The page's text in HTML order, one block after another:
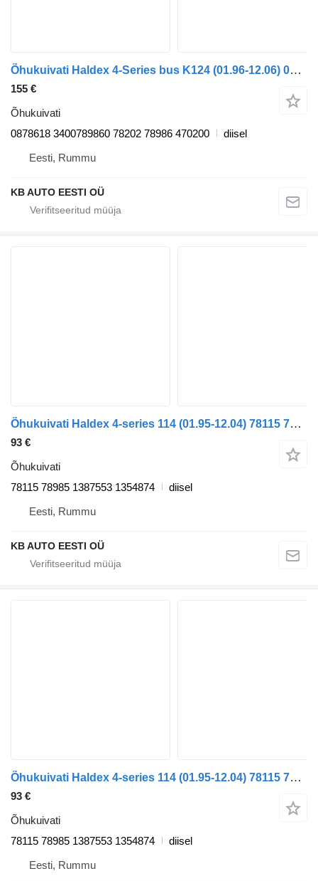
Õhukuivati Haldex 4-Series bus K124 (01.96-12.06) 0878618 tüübi jaoks bussi Scania 4-series bus (1995-2006)
155 €
Õhukuivati
0878618 3400789860 78202 78986 470200
diisel
Eesti, Rummu
KB AUTO EESTI OÜ
Õhukuivati Haldex 4-series 114 (01.95-12.04) 78115 78985 tüübi jaoks veoauto Scania 4-series (1995-2006)
93 €
Õhukuivati
78115 78985 1387553 1354874
diisel
Eesti, Rummu
KB AUTO EESTI OÜ
Õhukuivati Haldex 4-series 114 (01.95-12.04) 78115 78985 tüübi jaoks veoauto Scania 4-series (1995-2006)
93 €
Õhukuivati
78115 78985 1387553 1354874
diisel
Eesti, Rummu